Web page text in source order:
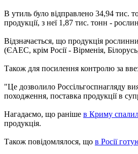
В утиль було відправлено 34,94 тис.
продукції, з неї 1,87 тис. тонн -
Відзначається, що продукція
(ЄАЕС, крім Росії - Вірменія,
Також для посилення контролю за
"Це дозволило Россільгоспнагляду
походження, поставка продукції в
Нагадаємо, що раніше в Криму
продукція.
Також повідомлялося, що в Росії